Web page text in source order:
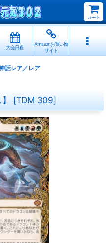
カート
大会日程
Amazonお買い物
サイト
話レア／レア
[TDM 309]